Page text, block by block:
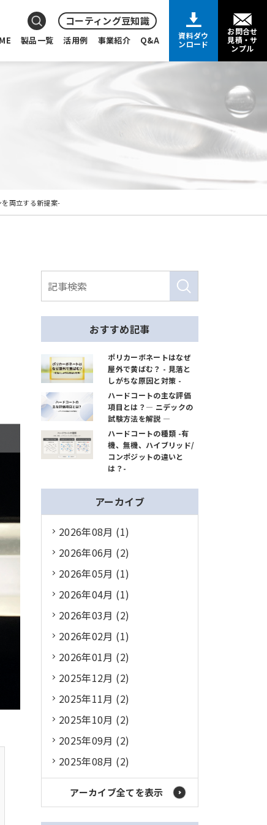
コーティング豆知識
製品一覧 活用例 事業紹介 Q&A
資料ダウ
ンロード
お問合せ
見積・サ
ンプル
両立する新提案-
おすすめ記事
ポリカーボネートはなぜ
屋外で黄ばむ？ - 見落と
しがちな原因と対策 -
ハードコートの主な評価
項目とは？― ニデックの
試験方法を解説 ―
ハードコートの種類 -有
機、無機、ハイブリッド/
コンポジットの違いと
は？-
アーカイブ
2026年08月 (1)
2026年06月 (2)
2026年05月 (1)
2026年04月 (1)
2026年03月 (2)
2026年02月 (1)
2026年01月 (2)
2025年12月 (2)
2025年11月 (2)
2025年10月 (2)
2025年09月 (2)
2025年08月 (2)
アーカイブ全てを表示